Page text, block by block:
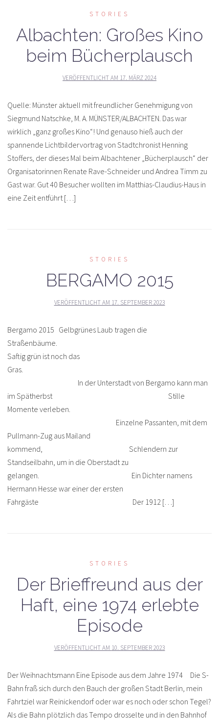
STORIES
Albachten: Großes Kino
beim Bücherplausch
VERÖFFENTLICHT AM 17. MÄRZ 2024
Quelle: Münster aktuell mit freundlicher Genehmigung von
Siegmund Natschke, M. A. MÜNSTER/ALBACHTEN. Das war
wirklich „ganz großes Kino“! Und genauso hieß auch der
spannende Lichtbildervortrag von Stadtchronist Henning
Stoffers, der dieses Mal beim Albachtener „Bücherplausch“ der
Organisatorinnen Renate Rave-Schneider und Andrea Timm zu
Gast war. Gut 40 Besucher wollten im Matthias-Claudius-Haus in
eine Zeit entführt […]
STORIES
BERGAMO 2015
VERÖFFENTLICHT AM 17. SEPTEMBER 2023
Bergamo 2015 Gelbgrünes Laub tragen die
Straßenbäume.
Saftig grün ist noch das
Gras.
In der Unterstadt von Bergamo kann man
im Spätherbst Stille
Momente verleben.
Einzelne Passanten, mit dem
Pullmann-Zug aus Mailand
kommend, Schlendern zur
Standseilbahn, um in die Oberstadt zu
gelangen. Ein Dichter namens
Hermann Hesse war einer der ersten
Fahrgäste Der 1912 […]
STORIES
Der Brieffreund aus der
Haft, eine 1974 erlebte
Episode
VERÖFFENTLICHT AM 10. SEPTEMBER 2023
Der Weihnachtsmann Eine Episode aus dem Jahre 1974 Die S-
Bahn fraß sich durch den Bauch der großen Stadt Berlin, mein
Fahrtziel war Reinickendorf oder war es noch oder schon Tegel?
Als die Bahn plötzlich das Tempo drosselte und in den Bahnhof